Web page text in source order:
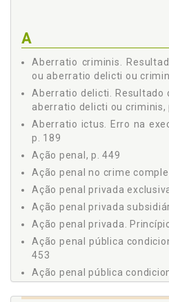
2 RELAÇÕES DO DIREITO PENAL,
2.2 CIÊNCIAS JURÍDICAS
2.4 RELAÇÃO COM AS
3 INTRODUÇÃO AO DIREITO
3.1 FUNDAMENTOS DO
3.1.1 Conceito de Direito
3.1.2 Caracteres do Direito
3.1.3 Princípios
3.2 FONTES DO DIREITO
3.2.2 Fonte Formal Mediata,
A
Aberratio criminis.
ou aberratio delicti ou
Aberratio delicti. Resultado
aberratio delicti ou criminis,
Aberratio ictus. Erro na
p. 189
Ação penal, p. 449
Ação penal no crime
Ação penal privada
Ação penal privada
Ação penal privada.
Ação penal pública
453
Ação penal pública